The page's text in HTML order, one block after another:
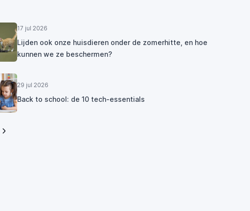
17 jul 2026
Lijden ook onze huisdieren onder de zomerhitte, en hoe
kunnen we ze beschermen?
29 jul 2026
Back to school: de 10 tech-essentials